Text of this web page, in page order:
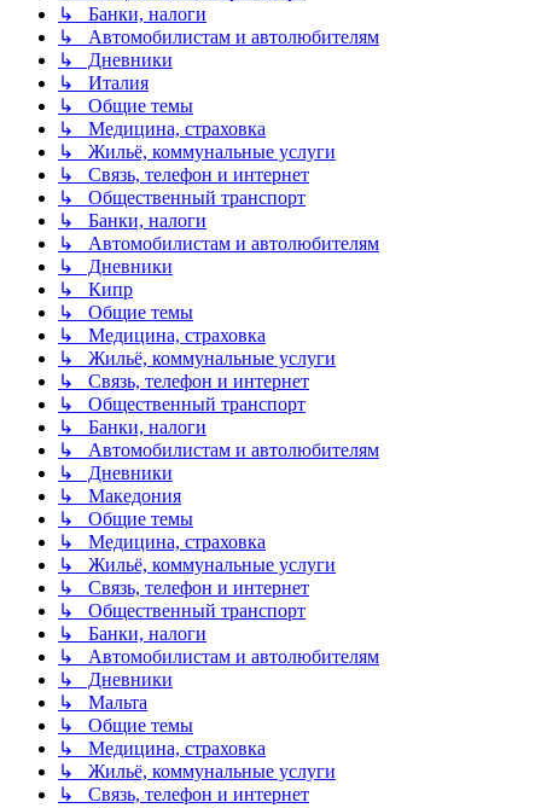
↳ Банки, налоги
↳ Автомобилистам и автолюбителям
↳ Дневники
↳ Италия
↳ Общие темы
↳ Медицина, страховка
↳ Жильё, коммунальные услуги
↳ Связь, телефон и интернет
↳ Общественный транспорт
↳ Банки, налоги
↳ Автомобилистам и автолюбителям
↳ Дневники
↳ Кипр
↳ Общие темы
↳ Медицина, страховка
↳ Жильё, коммунальные услуги
↳ Связь, телефон и интернет
↳ Общественный транспорт
↳ Банки, налоги
↳ Автомобилистам и автолюбителям
↳ Дневники
↳ Македония
↳ Общие темы
↳ Медицина, страховка
↳ Жильё, коммунальные услуги
↳ Связь, телефон и интернет
↳ Общественный транспорт
↳ Банки, налоги
↳ Автомобилистам и автолюбителям
↳ Дневники
↳ Мальта
↳ Общие темы
↳ Медицина, страховка
↳ Жильё, коммунальные услуги
↳ Связь, телефон и интернет